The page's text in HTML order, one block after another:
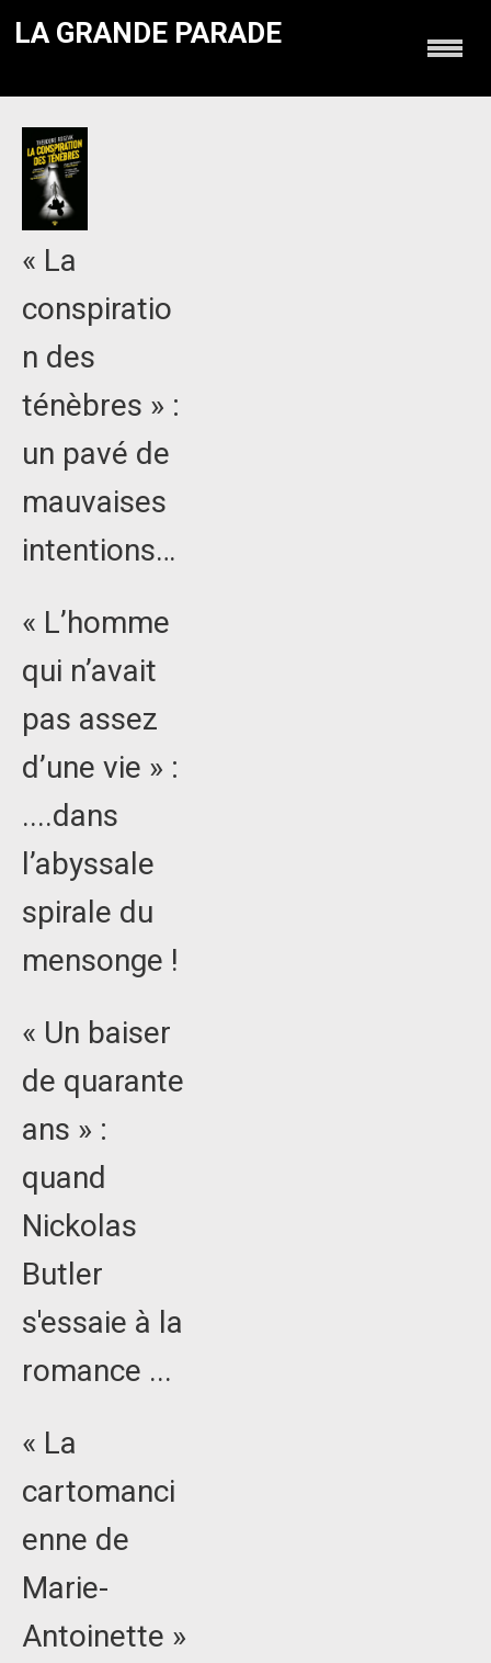
LA GRANDE PARADE
« La
conspiratio
n des
ténèbres » :
un pavé de
mauvaises
intentions…
« L’homme
qui n’avait
pas assez
d’une vie » :
....dans
l’abyssale
spirale du
mensonge !
« Un baiser
de quarante
ans » :
quand
Nickolas
Butler
s'essaie à la
romance ...
« La
cartomanci
enne de
Marie-
Antoinette »